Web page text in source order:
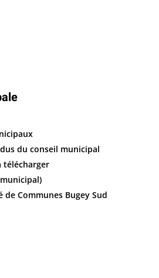
du conseil municipal
télécharger
de Communes Bugey Sud